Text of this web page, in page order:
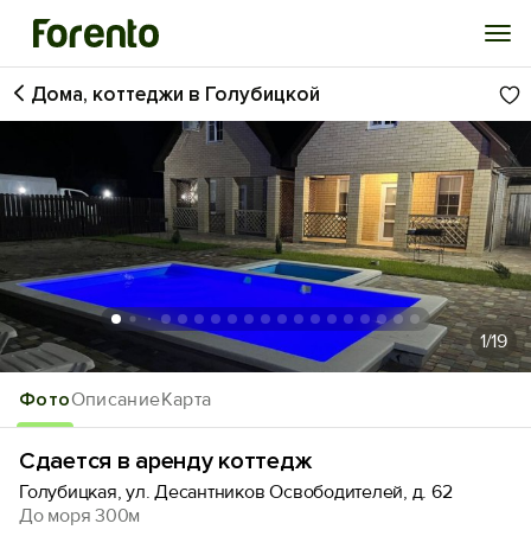
Войти
Избранное
История просмотра
Добавить свой объект
ФотоОписаниеКарта
Дома, коттеджи в Голубицкой
1/19
Сдается в аренду коттедж
Голубицкая, ул. Десантников Освободителей, д. 62
До моря 300м